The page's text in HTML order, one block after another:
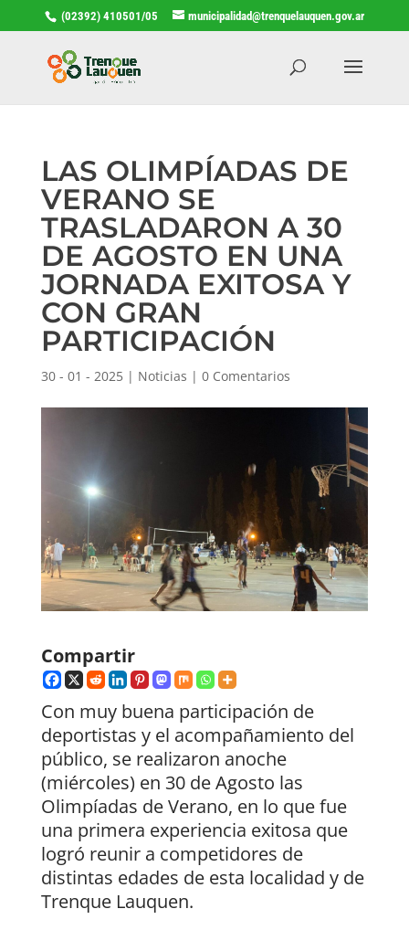
(02392) 410501/05 municipalidad@trenquelauquen.gov.ar
LAS OLIMPÍADAS DE
VERANO SE
TRASLADARON A 30
DE AGOSTO EN UNA
JORNADA EXITOSA Y
CON GRAN
PARTICIPACIÓN
30 - 01 - 2025| Noticias | 0 Comentarios
Compartir
Con muy buena participación de
deportistas y el acompañamiento del
público, se realizaron anoche
(miércoles) en 30 de Agosto las
Olimpíadas de Verano, en lo que fue
una primera experiencia exitosa que
logró reunir a competidores de
distintas edades de esta localidad y de
Trenque Lauquen.